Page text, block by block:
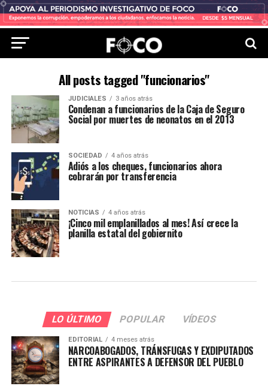
All posts tagged "funcionarios"
JUDICIALES 3 años atrás
Condenan a funcionarios de la Caja de Seguro
Social por muertes de neonatos en el 2013
SOCIEDAD 4 años atrás
Adiós a los cheques, funcionarios ahora
cobrarán por transferencia
NOTICIAS 4 años atrás
¡Cinco mil emplanillados al mes! Así crece la
planilla estatal del gobiernito
LO ÚLTIMO POPULAR VÍDEOS
EDITORIAL 4 meses atrás
NARCOABOGADOS, TRÁNSFUGAS Y EXDIPUTADOS
ENTRE ASPIRANTES A DEFENSOR DEL PUEBLO